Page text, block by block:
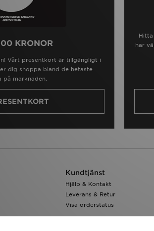
KRONOR
Vårt presentkort är tillgängligt i
dig shoppa bland de hetaste
på marknaden.
har
Kundtjänst
Hjälp & Kontakt
Leverans & Retur
Visa orderstatus